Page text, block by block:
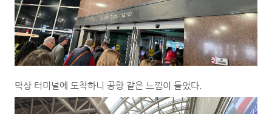
막상 터미널에 도착하니 공항 같은 느낌이 들었다.